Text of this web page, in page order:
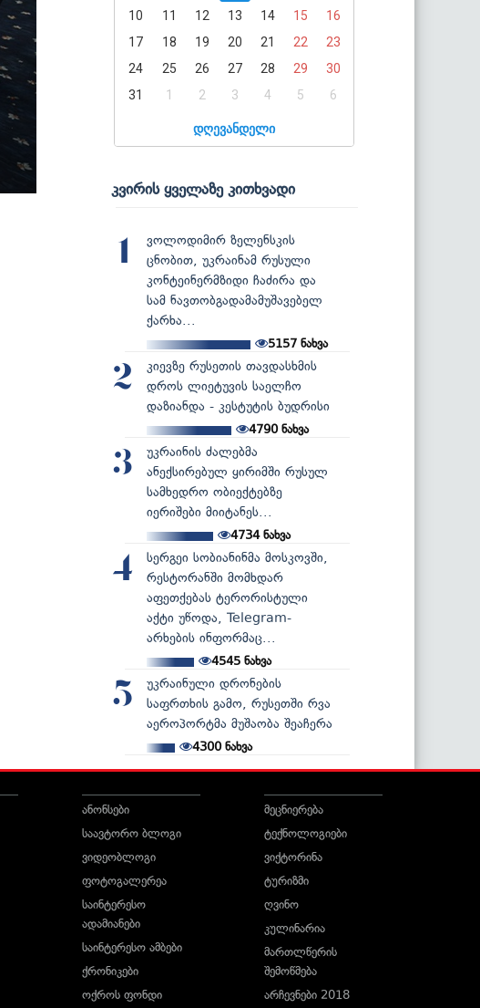
10
11 12 13 14 15
16
17
18 19 20 21 22
23
24
25 26 27 28 29
30
31
1 2 3 4 5 6
დღევანდელი
კვირის ყველაზე კითხვადი
1
ვოლოდიმირ ზელენსკის
ცნობით, უკრაინამ რუსული
კონტეინერმზიდი ჩაძირა და
სამ ნავთობგადამამუშავებელ
ქარხა...
5157 ნახვა
2
კიევზე რუსეთის თავდასხმის
დროს ლიეტუვის საელჩო
დაზიანდა - კესტუტის ბუდრისი
4790ნახვა
3
უკრაინის ძალებმა
ანექსირებულ ყირიმში რუსულ
სამხედრო ობიექტებზე
იერიშები მიიტანეს...
4734ნახვა
4
სერგეი სობიანინმა მოსკოვში,
რესტორანში მომხდარ
აფეთქებას ტერორისტული
აქტი უწოდა, Telegram-
არხების ინფორმაც...
4545ნახვა
5
უკრაინული დრონების
საფრთხის გამო, რუსეთში რვა
აეროპორტმა მუშაობა შეაჩერა
4300ნახვა
ანონსები
საავტორო ბლოგი
ვიდეობლოგი
ფოტოგალერეა
საინტერესო
ადამიანები
საინტერესო ამბები
ქრონიკები
ოქროს ფონდი
მეცნიერება
ტექნოლოგიები
ვიქტორინა
ტურიზმი
ღვინო
კულინარია
მართლწერის
შემოწმება
არჩევნები 2018